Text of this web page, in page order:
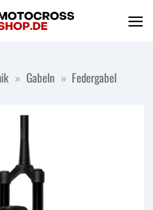
» Gabeln » Federgabel